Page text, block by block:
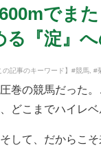
でま
る『淀』へ
の記事のキーワード】 #競馬 #
巻の競馬だった。
どこまでハイレ
して、だからこそ